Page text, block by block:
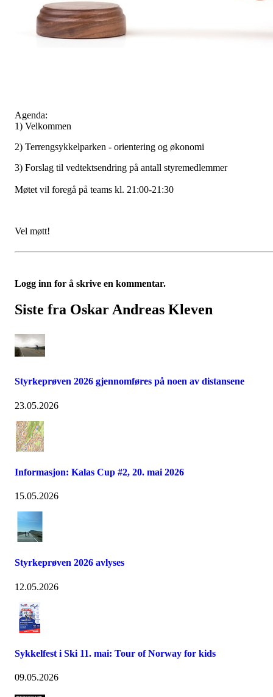
Agenda:
1) Velkommen
2) Terrengsykkelparken - orientering og økonomi
3) Forslag til vedtektsendring på antall styremedlemmer
Møtet vil foregå på teams kl. 21:00-21:30
Vel møtt!
Logg inn for å skrive en kommentar.
Siste fra Oskar Andreas Kleven
Styrkeprøven 2026 gjennomføres på noen av distansene
23.05.2026
Informasjon: Kalas Cup #2, 20. mai 2026
15.05.2026
Styrkeprøven 2026 avlyses
12.05.2026
Sykkelfest i Ski 11. mai: Tour of Norway for kids
09.05.2026